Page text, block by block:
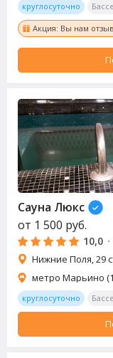
круглосуточно
Акция: Вы нам
Сауна Люкс
от 1 500 руб.
10,0 ·
Нижние Поля, 29
метро Марьино
круглосуточно